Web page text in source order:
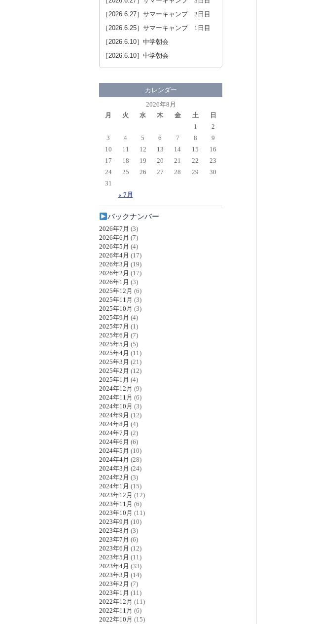
［2026.6.27］ サマーキャンプ 2日目
［2026.6.25］ サマーキャンプ 1日目
［2026.6.10］ 中学朝会
［2026.6.10］ 中学朝会
カレンダー
2026年8月
月
火 水 木 金 土 日
« 7月
1
2
3
4 5 6 7 8
9
10
11 12 13 14 15
16
17
18 19 20 21 22
23
24
25 26 27 28 29
30
31
バックナンバー
2026年7月 (3)
2026年6月 (7)
2026年5月 (4)
2026年4月 (17)
2026年3月 (19)
2026年2月 (17)
2026年1月 (3)
2025年12月 (6)
2025年11月 (3)
2025年10月 (3)
2025年9月 (4)
2025年7月 (1)
2025年6月 (7)
2025年5月 (5)
2025年4月 (11)
2025年3月 (21)
2025年2月 (12)
2025年1月 (4)
2024年12月 (9)
2024年11月 (6)
2024年10月 (3)
2024年9月 (12)
2024年8月 (4)
2024年7月 (2)
2024年6月 (6)
2024年5月 (10)
2024年4月 (28)
2024年3月 (24)
2024年2月 (3)
2024年1月 (15)
2023年12月 (12)
2023年11月 (6)
2023年10月 (11)
2023年9月 (10)
2023年8月 (3)
2023年7月 (6)
2023年6月 (12)
2023年5月 (11)
2023年4月 (33)
2023年3月 (14)
2023年2月 (7)
2023年1月 (11)
2022年12月 (11)
2022年11月 (6)
2022年10月 (15)